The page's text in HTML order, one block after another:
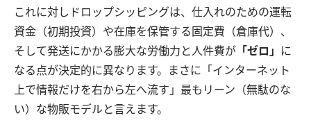
これに対しドロップシッピングは、仕入れのための運転
資金（初期投資）や在庫を保管する固定費（倉庫代）、
そして発送にかかる膨大な労働力と人件費が 「ゼロ」
に
なる点が決定的に異なります。まさに「インターネット
上で情報だけを右から左へ流す」最もリーン（無駄のな
い）な物販モデルと言えます。